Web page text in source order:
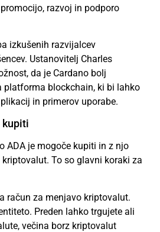
razvoj in podporo
izkušenih razvijalcev
Ustanovitelj Charles
da je Cardano bolj
platforma blockchain, ki bi lahko
in primerov uporabe.
kupiti
ADA je mogoče kupiti in z njo
To so glavni koraki za
račun za menjavo kriptovalut.
Preden lahko trgujete ali
večina borz kriptovalut